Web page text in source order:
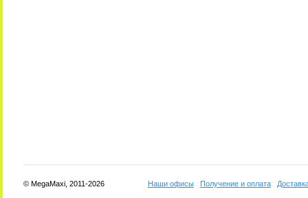
© MegaMaxi, 2011-2026 Наши офисы Получение и оплата